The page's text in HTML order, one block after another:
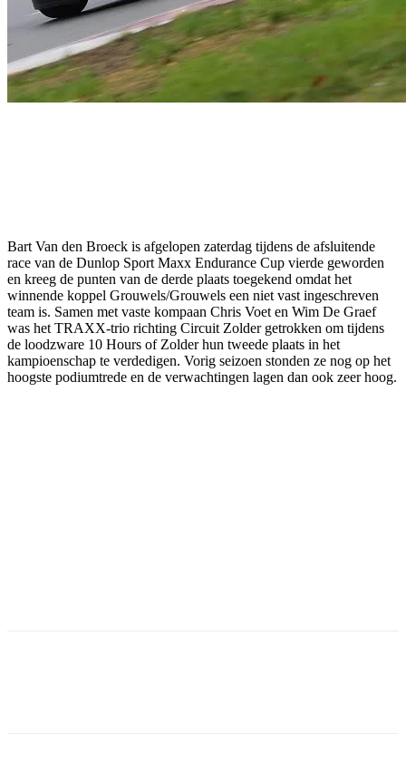
Bart Van den Broeck is afgelopen zaterdag tijdens de afsluitende
race van de Dunlop Sport Maxx Endurance Cup vierde geworden
en kreeg de punten van de derde plaats toegekend omdat het
winnende koppel Grouwels/Grouwels een niet vast ingeschreven
team is. Samen met vaste kompaan Chris Voet en Wim De Graef
was het TRAXX-trio richting Circuit Zolder getrokken om tijdens
de loodzware 10 Hours of Zolder hun tweede plaats in het
kampioenschap te verdedigen. Vorig seizoen stonden ze nog op het
hoogste podiumtrede en de verwachtingen lagen dan ook zeer hoog.